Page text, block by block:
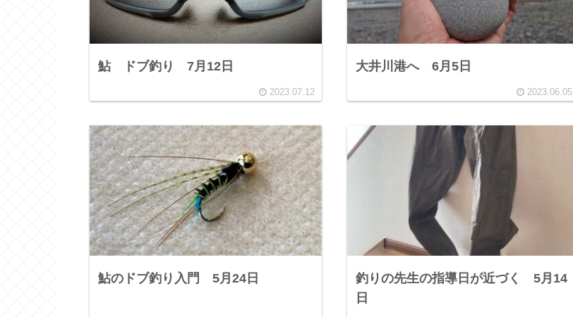
鮎 ドブ釣り 7月12日
2023.07.12
大井川港へ 6月5日
2023.06.05
鮎のドブ釣り入門 5月24日
釣りの先生の指導日が近づく 5月14
日